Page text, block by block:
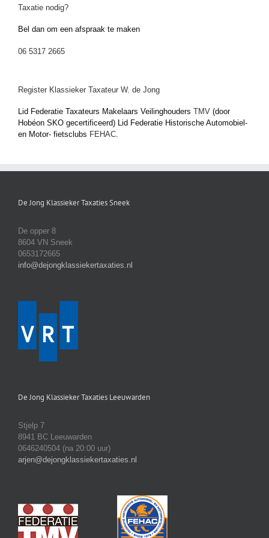
Taxatie nodig?
Bel dan om een afspraak te maken
06 5317 2665
Register Klassieker Taxateur W. de Jong
Lid Federatie Taxateurs Makelaars Veilinghouders TMV (door
Hobéon SKO gecertificeerd) Lid Federatie Historische Automobiel-
en Motor- fietsclubs FEHAC
De Jong Klassieker Taxaties Sneek
De opper 8
8604 VN Sneek
0653172665
info@dejongklassiekertaxaties.nl
De Jong Klassieker Taxaties Leeuwarden
Stjelp 7
8941 BC Leeuwarden
0646240504 (na 20:00 uur)
arjen@dejongklassiekertaxaties.nl